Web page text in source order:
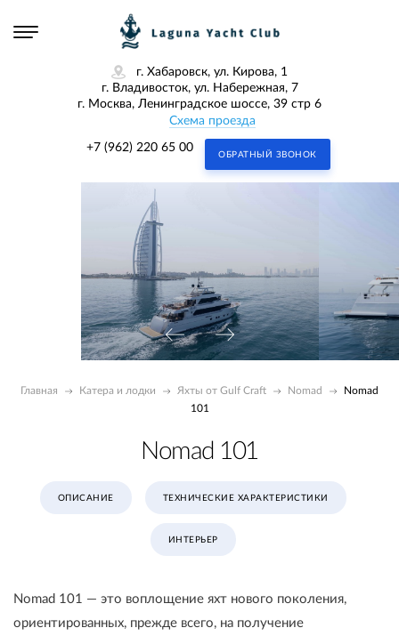
г. Хабаровск, ул. Кирова, 1
г. Владивосток, ул. Набережная, 7
г. Москва, Ленинградское шоссе, 39 стр 6
Схема проезда
+7 (962) 220 65 00
ОБРАТНЫЙ ЗВОНОК
Главная Катера и лодки Яхты от Gulf Craft Nomad
Nomad
101
Nomad 101
ОПИСАНИЕ ТЕХНИЧЕСКИЕ ХАРАКТЕРИСТИКИ
ИНТЕРЬЕР
Nomad 101 — это воплощение яхт нового поколения,
ориентированных, прежде всего, на получение